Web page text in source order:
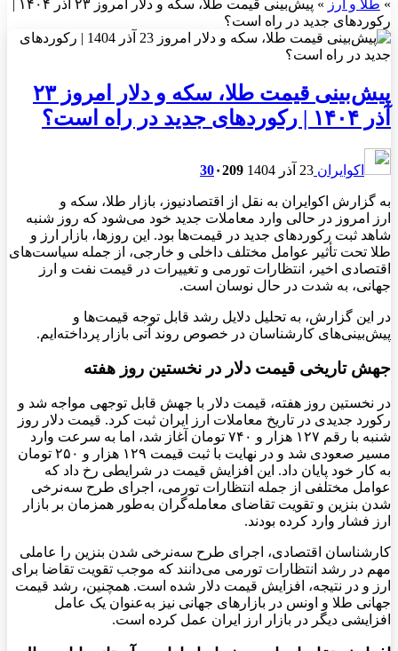
» طلا و ارز »
پیش‌بینی قیمت طلا، سکه و دلار امروز ۲۳ آذر ۱۴۰۴ |
رکوردهای جدید در راه است؟
پیش‌بینی قیمت طلا، سکه و دلار امروز ۲۳
آذر ۱۴۰۴ | رکوردهای جدید در راه است؟
اکوایران 23 آذر 1404 30۰209
به گزارش اکوایران به نقل از اقتصادنیوز، بازار طلا، سکه و
ارز امروز در حالی وارد معاملات جدید خود می‌شود که روز شنبه
شاهد ثبت رکوردهای جدید در قیمت‌ها بود. این روزها، بازار ارز و
طلا تحت تأثیر عوامل مختلف داخلی و خارجی، از جمله سیاست‌های
اقتصادی اخیر، انتظارات تورمی و تغییرات در قیمت نفت و ارز
جهانی، به شدت در حال نوسان است.
در این گزارش، به تحلیل دلایل رشد قابل توجه قیمت‌ها و
پیش‌بینی‌های کارشناسان در خصوص روند آتی بازار پرداخته‌ایم.
جهش تاریخی قیمت دلار در نخستین روز هفته
در نخستین روز هفته، قیمت دلار با جهش قابل توجهی مواجه شد و
رکورد جدیدی در تاریخ معاملات ارز ایران ثبت کرد. قیمت دلار روز
شنبه با رقم ۱۲۷ هزار و ۷۴۰ تومان آغاز شد، اما به سرعت وارد
مسیر صعودی شد و در نهایت با ثبت قیمت ۱۲۹ هزار و ۲۵۰ تومان
به کار خود پایان داد. این افزایش قیمت در شرایطی رخ داد که
عوامل مختلفی از جمله انتظارات تورمی، اجرای طرح سه‌نرخی
شدن بنزین و تقویت تقاضای معامله‌گران به‌طور همزمان بر بازار
ارز فشار وارد کرده بودند.
کارشناسان اقتصادی، اجرای طرح سه‌نرخی شدن بنزین را عاملی
مهم در رشد انتظارات تورمی می‌دانند که موجب تقویت تقاضا برای
ارز و در نتیجه، افزایش قیمت دلار شده است. همچنین، رشد قیمت
جهانی طلا و اونس در بازارهای جهانی نیز به‌عنوان یک عامل
افزایشی دیگر در بازار ارز ایران عمل کرده است.